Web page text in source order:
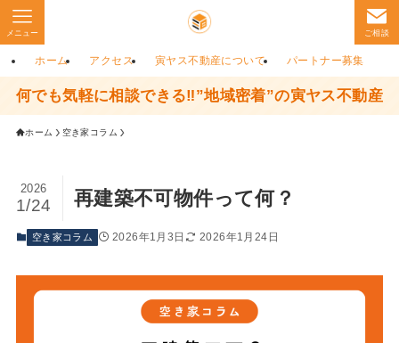
ご相談
メニュー
ホーム アクセス 寅ヤス不動産について パートナー募集
何でも気軽に相談できる‼”地域密着”の寅ヤス不動産
ホーム 空き家コラム
再建築不可物件って何？
2026
1/24
空き家コラム 2026年1月3日 2026年1月24日